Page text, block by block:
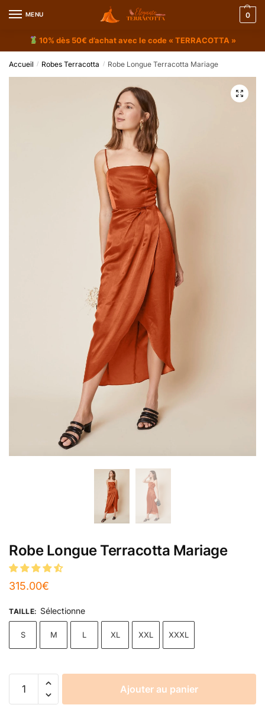
MENU 0
10% dès 50€ d’achat avec le code « TERRACOTTA »
Accueil / Robes Terracotta / Robe Longue Terracotta Mariage
Robe Longue Terracotta Mariage
315.00€
TAILLE: Sélectionne
S M L XL XXL XXXL
Ajouter au panier